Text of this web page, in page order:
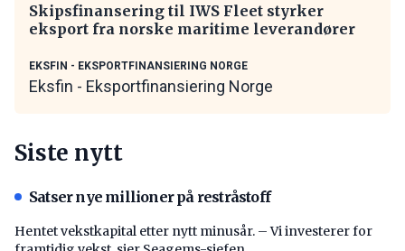
Skipsfinansering til IWS Fleet styrker
eksport fra norske maritime leverandører
EKSFIN - EKSPORTFINANSIERING NORGE
Eksfin - Eksportfinansiering Norge
Siste nytt
Satser nye millioner på restråstoff
Hentet vekstkapital etter nytt minusår. – Vi investerer for